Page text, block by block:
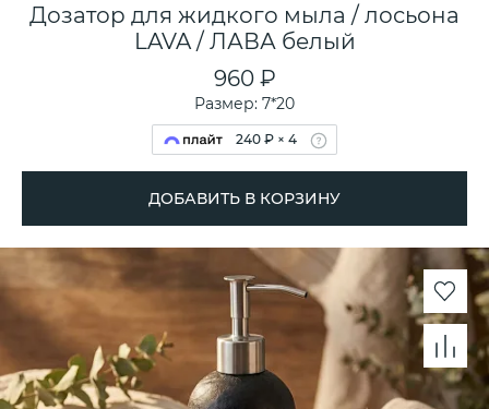
Дозатор для жидкого мыла / лосьона
LAVA / ЛАВА белый
960 ₽
Размер: 7*20
240 ₽ × 4
ДОБАВИТЬ В КОРЗИНУ